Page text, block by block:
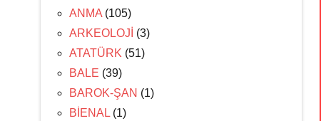
ANMA (105)
ARKEOLOJİ (3)
ATATÜRK (51)
BALE (39)
BAROK-ŞAN (1)
BİENAL (1)